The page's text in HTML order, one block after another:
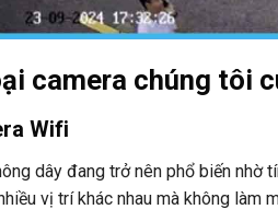
camera chúng tôi
Wifi
dây đang trở nên phổ biến
vị trí khác nhau mà không làm